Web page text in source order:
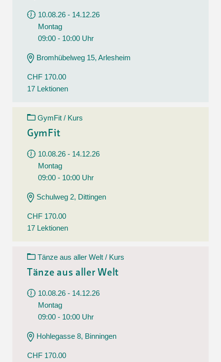
10.08.26 - 14.12.26
Montag
09:00 - 10:00 Uhr
Bromhübelweg 15, Arlesheim
CHF 170.00
17 Lektionen
GymFit / Kurs
GymFit
10.08.26 - 14.12.26
Montag
09:00 - 10:00 Uhr
Schulweg 2, Dittingen
CHF 170.00
17 Lektionen
Tänze aus aller Welt / Kurs
Tänze aus aller Welt
10.08.26 - 14.12.26
Montag
09:00 - 10:00 Uhr
Hohlegasse 8, Binningen
CHF 170.00